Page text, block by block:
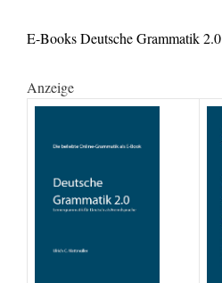
E-Books Deutsche Grammatik 2.0
Anzeige